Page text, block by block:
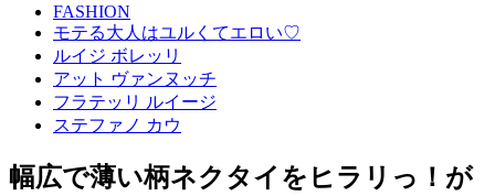
FASHION
モテる大人はユルくてエロい♡
ルイジ ボレッリ
アット ヴァンヌッチ
フラテッリ ルイージ
ステファノ カウ
幅広で薄い柄ネクタイをヒラリっ！が